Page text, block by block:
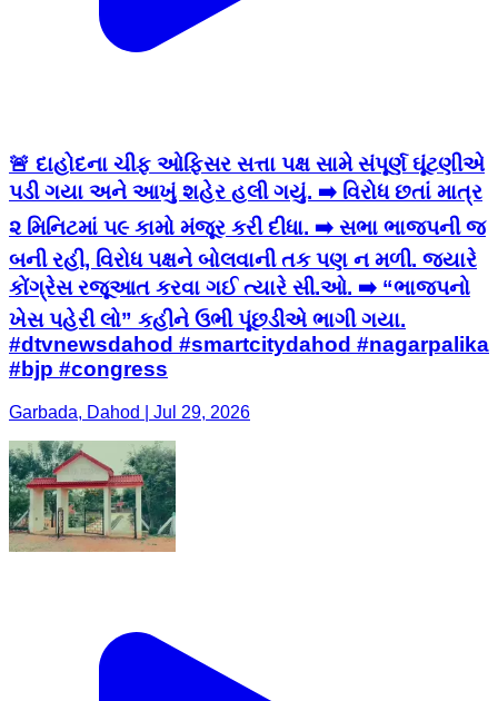
🚨 દાહોદના ચીફ ઓફિસર સત્તા પક્ષ સામે સંપૂર્ણ ઘૂંટણીએ
પડી ગયા અને આખું શહેર હલી ગયું. ➡️ વિરોધ છતાં માત્ર
૨ મિનિટમાં ૫૯ કામો મંજૂર કરી દીધા. ➡️ સભા ભાજપની જ
બની રહી, વિરોધ પક્ષને બોલવાની તક પણ ન મળી. જ્યારે
કોંગ્રેસ રજૂઆત કરવા ગઈ ત્યારે સી.ઓ. ➡️ “ભાજપનો
ખેસ પહેરી લો” કહીને ઉભી પૂંછડીએ ભાગી ગયા.
#dtvnewsdahod #smartcitydahod #nagarpalika
#bjp #congress
Garbada, Dahod | Jul 29, 2026